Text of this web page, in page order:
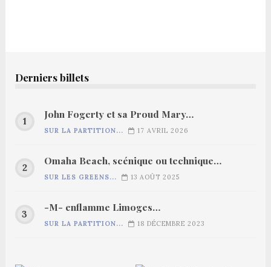
Derniers billets
John Fogerty et sa Proud Mary…
SUR LA PARTITION... 17 AVRIL 2026
Omaha Beach, scénique ou technique…
SUR LES GREENS... 13 AOÛT 2025
-M- enflamme Limoges…
SUR LA PARTITION... 18 DÉCEMBRE 2023